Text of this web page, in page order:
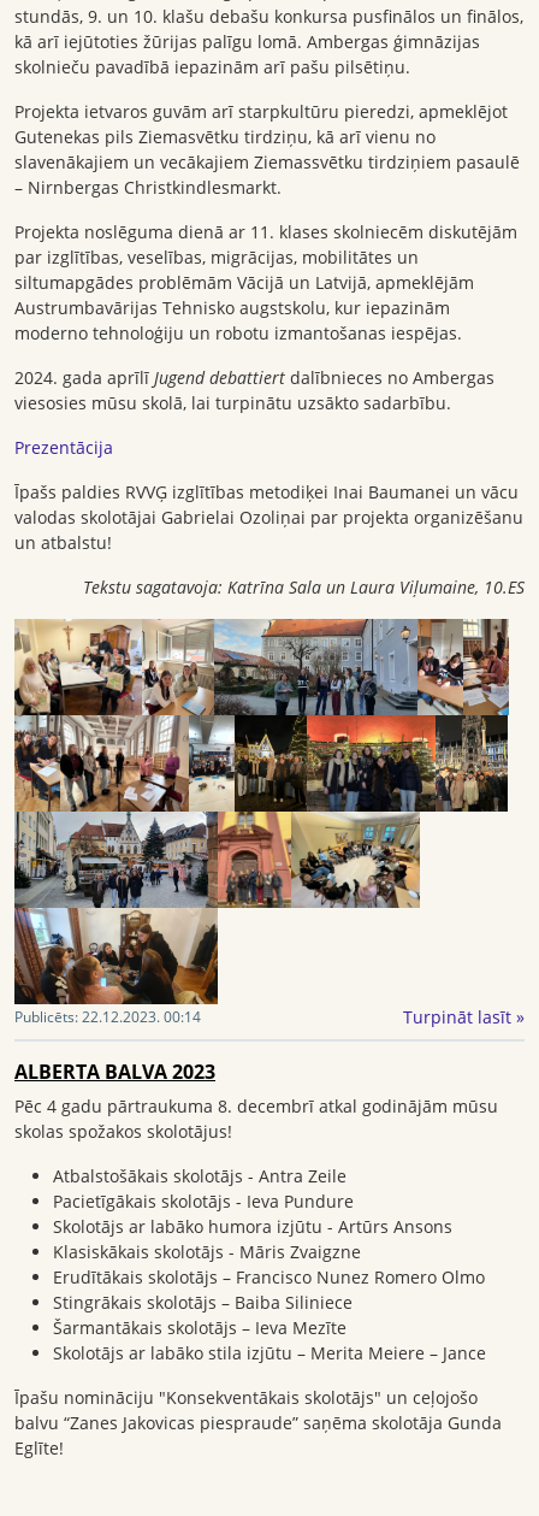
stundās, 9. un 10. klašu debašu konkursa pusfinālos un finālos,
kā arī iejūtoties žūrijas palīgu lomā. Ambergas ģimnāzijas
skolnieču pavadībā iepazinām arī pašu pilsētiņu.
Projekta ietvaros guvām arī starpkultūru pieredzi, apmeklējot
Gutenekas pils Ziemasvētku tirdziņu, kā arī vienu no
slavenākajiem un vecākajiem Ziemassvētku tirdziņiem pasaulē
– Nirnbergas Christkindlesmarkt.
Projekta noslēguma dienā ar 11. klases skolniecēm diskutējām
par izglītības, veselības, migrācijas, mobilitātes un
siltumapgādes problēmām Vācijā un Latvijā, apmeklējām
Austrumbavārijas Tehnisko augstskolu, kur iepazinām
moderno tehnoloģiju un robotu izmantošanas iespējas.
2024. gada aprīlī Jugend debattiert dalībnieces no Ambergas
viesosies mūsu skolā, lai turpinātu uzsākto sadarbību.
Prezentācija
Īpašs paldies RVVĢ izglītības metodiķei Inai Baumanei un vācu
valodas skolotājai Gabrielai Ozoliņai par projekta organizēšanu
un atbalstu!
Tekstu sagatavoja: Katrīna Sala un Laura Viļumaine, 10.ES
Publicēts:22.12.2023. 00:14 Turpināt lasīt »
ALBERTA BALVA 2023
Pēc 4 gadu pārtraukuma 8. decembrī atkal godinājām mūsu
skolas spožakos skolotājus!
Atbalstošākais skolotājs - Antra Zeile
Pacietīgākais skolotājs - Ieva Pundure
Skolotājs ar labāko humora izjūtu - Artūrs Ansons
Klasiskākais skolotājs - Māris Zvaigzne
Erudītākais skolotājs – Francisco Nunez Romero Olmo
Stingrākais skolotājs – Baiba Siliniece
Šarmantākais skolotājs – Ieva Mezīte
Skolotājs ar labāko stila izjūtu – Merita Meiere – Jance
Īpašu nomināciju "Konsekventākais skolotājs" un ceļojošo
balvu “Zanes Jakovicas piespraude” saņēma skolotāja Gunda
Eglīte!